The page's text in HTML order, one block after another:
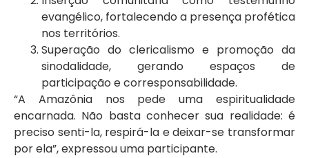
evangélico, fortalecendo a presença profética
nos territórios.
Superação do clericalismo e promoção da
sinodalidade, gerando espaços de
participação e corresponsabilidade.
“A Amazônia nos pede uma espiritualidade
encarnada. Não basta conhecer sua realidade: é
preciso senti-la, respirá-la e deixar-se transformar
por ela”, expressou uma participante.